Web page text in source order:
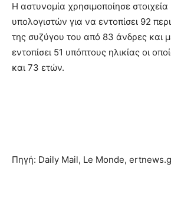
Η αστυνομία χρησιμοποίησε στοιχεία
υπολογιστών για να εντοπίσει 92
της συζύγου του από 83 άνδρες και
εντοπίσει 51 υπόπτους ηλικίας οι
και 73 ετών.
Πηγή: Daily Mail, Le Monde,